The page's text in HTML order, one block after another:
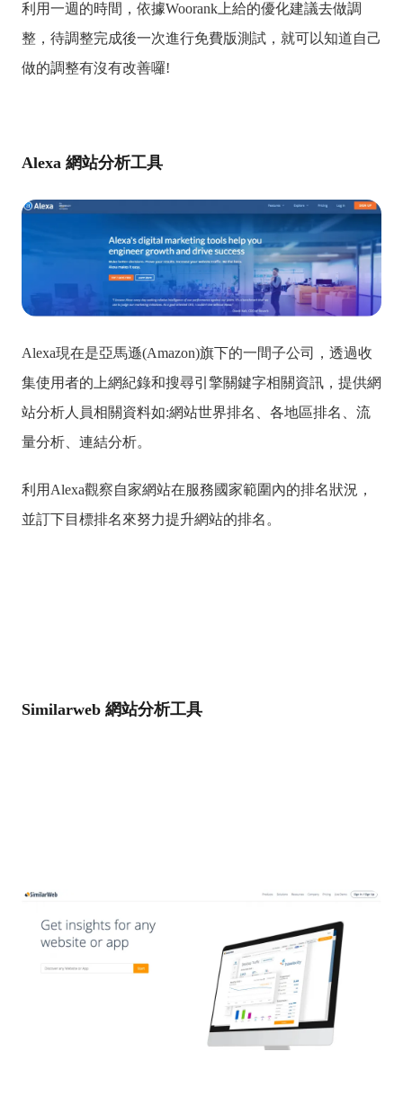
利用一週的時間，依據Woorank上給的優化建議去做調
整，待調整完成後一次進行免費版測試，就可以知道自己
做的調整有沒有改善囉!
Alexa 網站分析工具
Alexa現在是亞馬遜(Amazon)旗下的一間子公司，透過收
集使用者的上網紀錄和搜尋引擎關鍵字相關資訊，提供網
站分析人員相關資料如:網站世界排名、各地區排名、流
量分析、連結分析。
利用Alexa觀察自家網站在服務國家範圍內的排名狀況，
並訂下目標排名來努力提升網站的排名。
Similarweb 網站分析工具